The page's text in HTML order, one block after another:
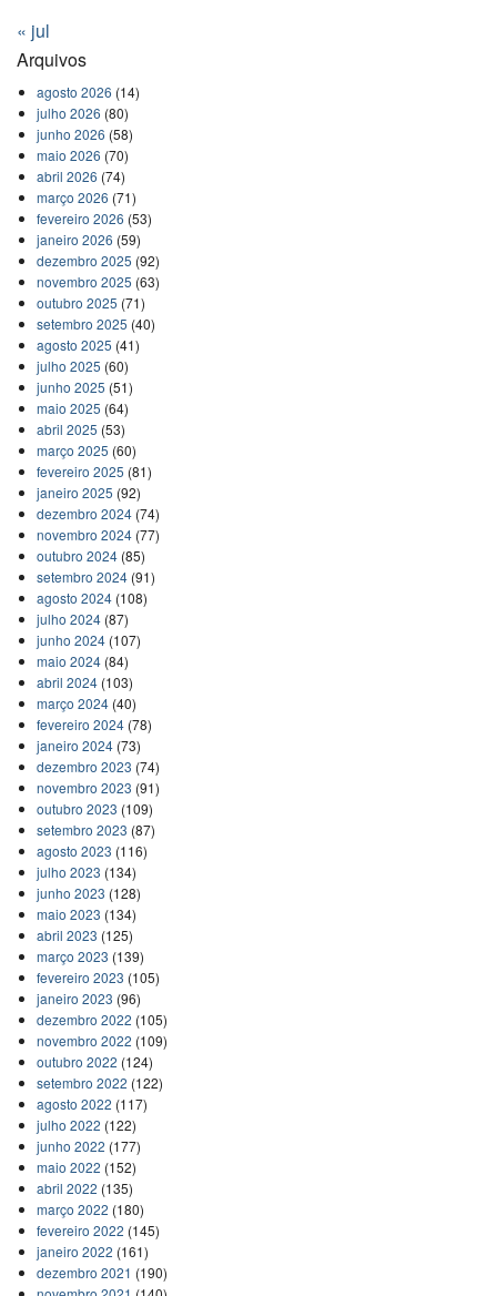
« jul
Arquivos
agosto 2026 (14)
julho 2026 (80)
junho 2026 (58)
maio 2026 (70)
abril 2026 (74)
março 2026 (71)
fevereiro 2026 (53)
janeiro 2026 (59)
dezembro 2025 (92)
novembro 2025 (63)
outubro 2025 (71)
setembro 2025 (40)
agosto 2025 (41)
julho 2025 (60)
junho 2025 (51)
maio 2025 (64)
abril 2025 (53)
março 2025 (60)
fevereiro 2025 (81)
janeiro 2025 (92)
dezembro 2024(74)
novembro 2024(77)
outubro 2024(85)
setembro 2024(91)
agosto 2024(108)
julho 2024(87)
junho 2024(107)
maio 2024(84)
abril 2024(103)
março 2024(40)
fevereiro 2024(78)
janeiro 2024(73)
dezembro 2023 (74)
novembro 2023 (91)
outubro 2023 (109)
setembro 2023 (87)
agosto 2023 (116)
julho 2023 (134)
junho 2023 (128)
maio 2023 (134)
abril 2023 (125)
março 2023 (139)
fevereiro 2023 (105)
janeiro 2023 (96)
dezembro 2022 (105)
novembro 2022 (109)
outubro 2022 (124)
setembro 2022 (122)
agosto 2022 (117)
julho 2022 (122)
junho 2022 (177)
maio 2022 (152)
abril 2022 (135)
março 2022 (180)
fevereiro 2022 (145)
janeiro 2022 (161)
dezembro 2021 (190)